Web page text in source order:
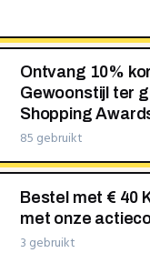
Ontvang 10%
Gewoonstijl ter
Shopping
85 gebruikt
Bestel met € 40
met onze
3 gebruikt